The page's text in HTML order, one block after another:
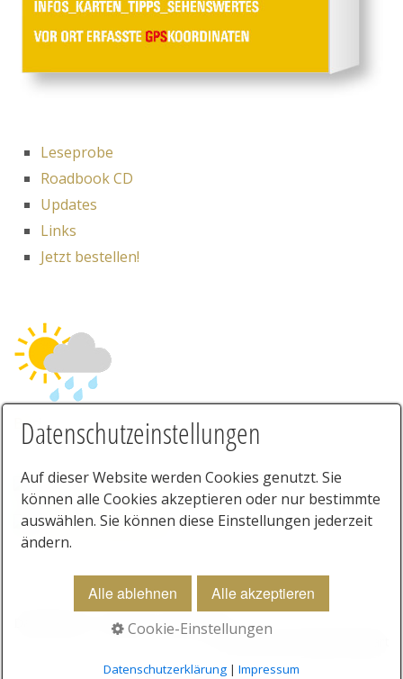
Leseprobe
Roadbook CD
Updates
Links
Jetzt bestellen!
Bari
Kontakt
Impressum
© 2025 Rau Verlag Stuttgart
Datenschutzeinstellungen
Auf dieser Website werden Cookies genutzt. Sie
können alle Cookies akzeptieren oder nur bestimmte
auswählen. Sie können diese Einstellungen jederzeit
ändern.
Alle ablehnen Alle akzeptieren
Cookie-Einstellungen
Datenschutzerklärung| Impressum